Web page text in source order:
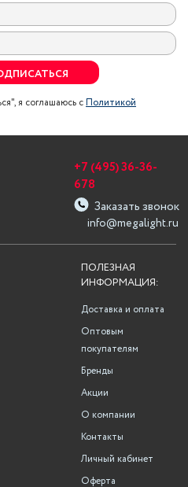
я соглашаюсь сПолитикой
info@megalight.ru
+7 (495) 36-36-
678
Заказать звонок
ПОЛЕЗНАЯ
ИНФОРМАЦИЯ:
Доставка и оплата
Оптовым
покупателям
Бренды
Акции
О компании
Контакты
Личный кабинет
Оферта